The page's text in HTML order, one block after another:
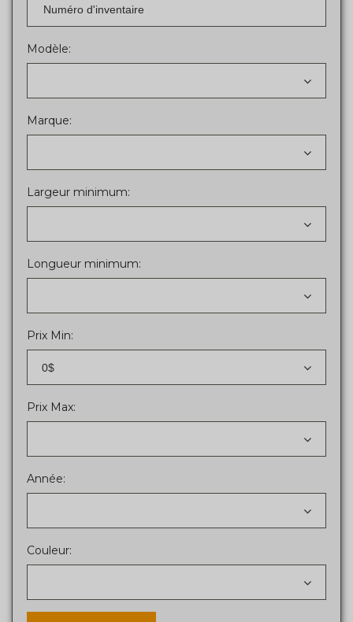
Modèle:
Marque:
Largeur minimum:
Longueur minimum:
Prix Min:
0$
Prix Max:
Année:
Couleur: